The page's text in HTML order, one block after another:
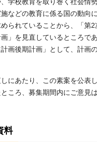
学校教育を取り巻く社会情
などの教育に係る国の動向
られていることから、「第
」を見直しているところで
画後期計画」として、計画
にあたり、この素案を公表
ころ、募集期間内にご意見
料